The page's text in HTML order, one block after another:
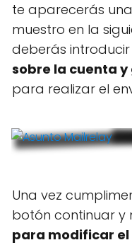
te aparecerás
muestro en la
deberás introducir
sobre la cuenta y
para realizar el
Una vez
botón continuar y
para modificar